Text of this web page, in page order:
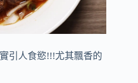
引人食慾!!!尤其飄香的